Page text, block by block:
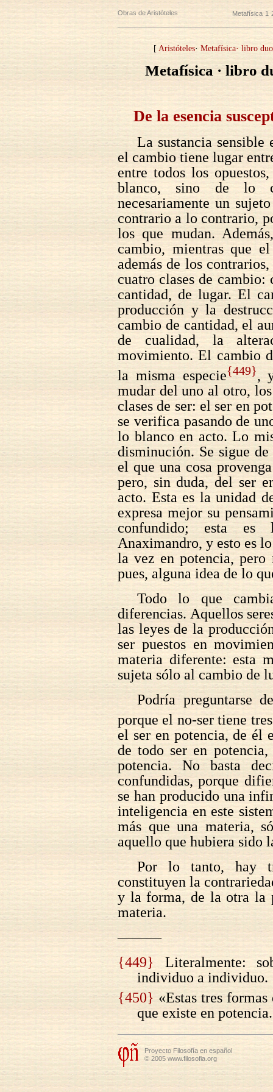
Obras de Aristóteles Metafísica 1
[ Aristóteles· Metafísica· libro
Metafísica · libro
De la esencia
La sustancia sensible
el cambio tiene lugar
entre todos los
blanco, sino de lo
necesariamente un
contrario a lo contrario,
los que mudan.
cambio, mientras que
además de los
cuatro clases de cambio:
cantidad, de lugar. El
producción y la
cambio de cantidad, el
de cualidad, la
movimiento. El cambio
la misma especie{449},
mudar del uno al otro,
clases de ser: el ser en
se verifica pasando de
lo blanco en acto. Lo
disminución. Se sigue
el que una cosa
pero, sin duda, del ser
acto. Esta es la unidad
expresa mejor su
confundido; esta es
Anaximandro, y esto es
la vez en potencia, pero
pues, alguna idea de lo
Todo lo que
diferencias. Aquellos
las leyes de la
ser puestos en
materia diferente: esta
sujeta sólo al cambio de
Podría preguntarse
porque el no-ser tiene
el ser en potencia, de él
de todo ser en
potencia. No basta
confundidas, porque
se han producido una
inteligencia en este
más que una materia,
aquello que hubiera sido
Por lo tanto, hay
constituyen la
y la forma, de la otra la
materia.
———
{449} Literalmente:
individuo a individuo.
{450} «Estas tres
que existe en
Proyecto Filosofía en español
© 2005 www.filosofia.org